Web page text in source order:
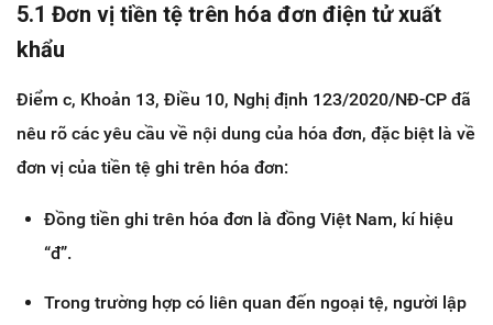
5.1 Đơn vị tiền tệ trên hóa đơn điện tử xuất
khẩu
Điểm c, Khoản 13, Điều 10, Nghị định 123/2020/NĐ-CP đã
nêu rõ các yêu cầu về nội dung của hóa đơn, đặc biệt là về
đơn vị của tiền tệ ghi trên hóa đơn:
Đồng tiền ghi trên hóa đơn là đồng Việt Nam, kí hiệu
“đ”.
Trong trường hợp có liên quan đến ngoại tệ, người lập